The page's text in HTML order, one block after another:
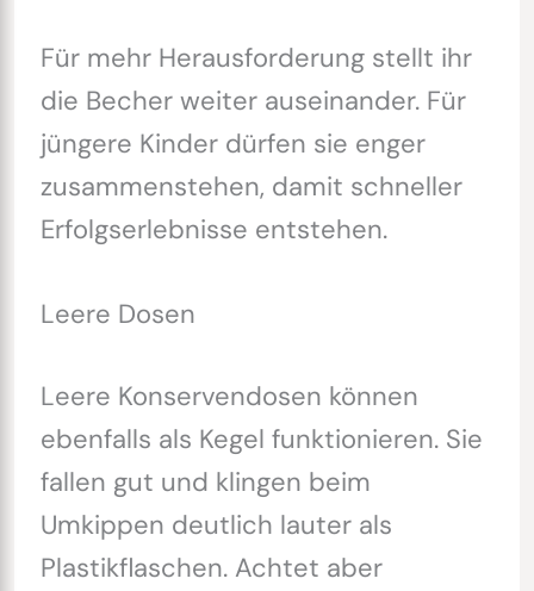
Für mehr Herausforderung stellt ihr
die Becher weiter auseinander. Für
jüngere Kinder dürfen sie enger
zusammenstehen, damit schneller
Erfolgserlebnisse entstehen.
Leere Dosen
Leere Konservendosen können
ebenfalls als Kegel funktionieren. Sie
fallen gut und klingen beim
Umkippen deutlich lauter als
Plastikflaschen. Achtet aber